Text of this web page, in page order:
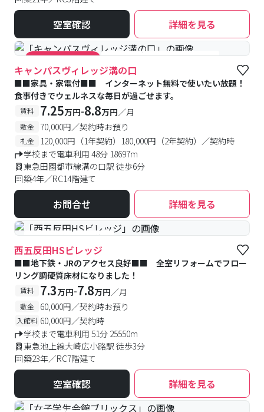
空室確認 詳細を見る
#キャンペーン実施中 #食事付き #女性専用フロアあり
キャンパスヴィレッジ溝の口
■■家具・家電付■■ インターネット無料で使いたい放題！
食事付きでウェルネスな毎日が過ごせます。
賃料 7.25万円-8.8万円／月
敷金 70,000円／契約時お預り
礼金
120,000円（1年契約）180,000円（2年契約）／契約時
学校まで電車利用 48分 18697m
東急田園都市線溝の口駅 徒歩6分
築4年／RC14階建て
お問合せ 詳細を見る
#予約受付中 #空室待ち
西五反田HSビレッジ
■■地下鉄・JRのアクセス良好■■ 全室リフォームでフロー
リング調硬質床材になりました！
賃料 7.3万円-7.8万円／月
敷金 60,000円／契約時お預り
入館料 60,000円／契約時
学校まで電車利用 51分 25550m
東急池上線大崎広小路駅 徒歩3分
築23年／RC7階建て
空室確認 詳細を見る